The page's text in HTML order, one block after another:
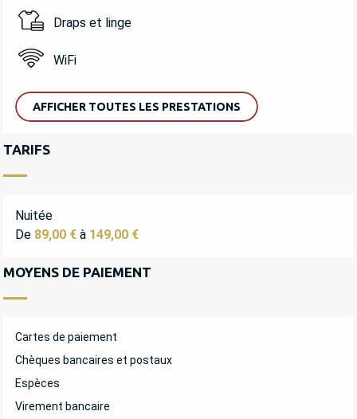
Draps et linge
WiFi
AFFICHER TOUTES LES PRESTATIONS
TARIFS
Nuitée
De 89,00 € à 149,00 €
MOYENS DE PAIEMENT
Cartes de paiement
Chèques bancaires et postaux
Espèces
Virement bancaire